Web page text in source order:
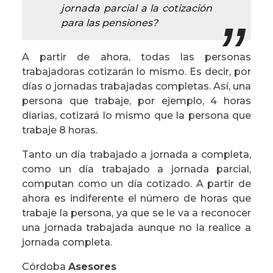
jornada parcial a la cotización
para las pensiones?
A partir de ahora, todas las personas
trabajadoras cotizarán lo mismo. Es decir, por
días o jornadas trabajadas completas. Así, una
persona que trabaje, por ejemplo, 4 horas
diarias, cotizará lo mismo que la persona que
trabaje 8 horas.
Tanto un día trabajado a jornada a completa,
como un día trabajado a jornada parcial,
computan como un día cotizado. A partir de
ahora es indiferente el número de horas que
trabaje la persona, ya que se le va a reconocer
una jornada trabajada aunque no la realice a
jornada completa.
Córdoba Asesores